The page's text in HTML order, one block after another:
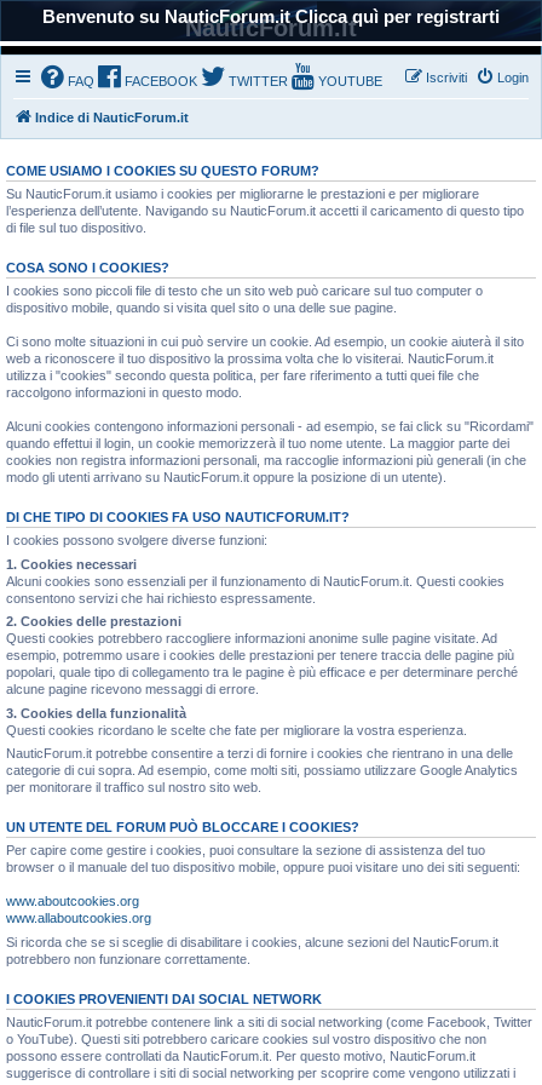
Benvenuto su NauticForum.it Clicca quì per registrarti
NauticForum.it
FAQ FACEBOOK TWITTER YOUTUBE Login
Iscriviti
Indice di NauticForum.it
COME USIAMO I COOKIES SU QUESTO FORUM?
Su NauticForum.it usiamo i cookies per migliorarne le prestazioni e per migliorare
l’esperienza dell’utente. Navigando su NauticForum.it accetti il caricamento di questo tipo
di file sul tuo dispositivo.
COSA SONO I COOKIES?
I cookies sono piccoli file di testo che un sito web può caricare sul tuo computer o
dispositivo mobile, quando si visita quel sito o una delle sue pagine.
Ci sono molte situazioni in cui può servire un cookie. Ad esempio, un cookie aiuterà il sito
web a riconoscere il tuo dispositivo la prossima volta che lo visiterai. NauticForum.it
utilizza i "cookies" secondo questa politica, per fare riferimento a tutti quei file che
raccolgono informazioni in questo modo.
Alcuni cookies contengono informazioni personali - ad esempio, se fai click su "Ricordami"
quando effettui il login, un cookie memorizzerà il tuo nome utente. La maggior parte dei
cookies non registra informazioni personali, ma raccoglie informazioni più generali (in che
modo gli utenti arrivano su NauticForum.it oppure la posizione di un utente).
DI CHE TIPO DI COOKIES FA USO NAUTICFORUM.IT?
I cookies possono svolgere diverse funzioni:
1. Cookies necessari
Alcuni cookies sono essenziali per il funzionamento di NauticForum.it. Questi cookies
consentono servizi che hai richiesto espressamente.
2. Cookies delle prestazioni
Questi cookies potrebbero raccogliere informazioni anonime sulle pagine visitate. Ad
esempio, potremmo usare i cookies delle prestazioni per tenere traccia delle pagine più
popolari, quale tipo di collegamento tra le pagine è più efficace e per determinare perché
alcune pagine ricevono messaggi di errore.
3. Cookies della funzionalità
Questi cookies ricordano le scelte che fate per migliorare la vostra esperienza.
NauticForum.it potrebbe consentire a terzi di fornire i cookies che rientrano in una delle
categorie di cui sopra. Ad esempio, come molti siti, possiamo utilizzare Google Analytics
per monitorare il traffico sul nostro sito web.
UN UTENTE DEL FORUM PUÒ BLOCCARE I COOKIES?
Per capire come gestire i cookies, puoi consultare la sezione di assistenza del tuo
browser o il manuale del tuo dispositivo mobile, oppure puoi visitare uno dei siti seguenti:
www.aboutcookies.org
www.allaboutcookies.org
Si ricorda che se si sceglie di disabilitare i cookies, alcune sezioni del NauticForum.it
potrebbero non funzionare correttamente.
I COOKIES PROVENIENTI DAI SOCIAL NETWORK
NauticForum.it potrebbe contenere link a siti di social networking (come Facebook, Twitter
o YouTube). Questi siti potrebbero caricare cookies sul vostro dispositivo che non
possono essere controllati da NauticForum.it. Per questo motivo, NauticForum.it
suggerisce di controllare i siti di social networking per scoprire come vengono utilizzati i